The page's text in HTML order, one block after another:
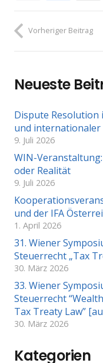
Vorheriger Beitrag
Neueste
Dispute Resolution
und internationaler
9. Juli 2026
WIN-
oder Realität
9. Juli 2026
und der IFA
1. April 2026
31. Wiener
Steuerrecht „Tax
30. März 2026
33. Wiener
Steuerrecht
Tax Treaty Law”
30. März 2026
Kategorien